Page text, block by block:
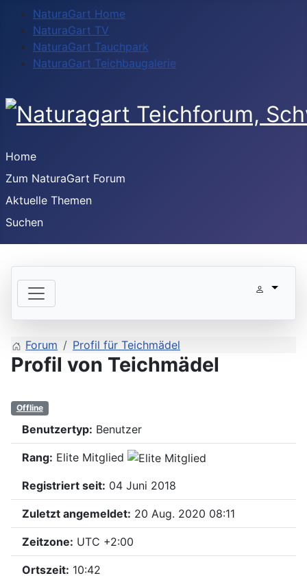
NaturaGart Home
NaturaGart TV
NaturaGart Tauchpark
NaturaGart Teichbaugalerie
Home
Zum NaturaGart Forum
Aktuelle Themen
Suchen
Forum Profil für Teichmädel
Profil von Teichmädel
Offline
Benutzertyp: Benutzer
Rang: Elite Mitglied
Registriert seit: 04 Juni 2018
Zuletzt angemeldet: 20 Aug. 2020 08:11
Zeitzone: UTC +2:00
Ortszeit: 10:42